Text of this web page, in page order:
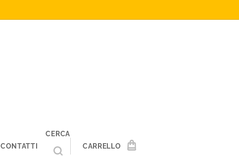
CONTATTI
CERCA
CARRELLO